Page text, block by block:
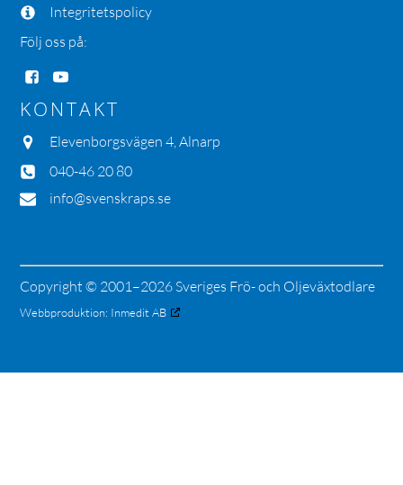
Integritetspolicy
Följ oss på:
KONTAKT
Elevenborgsvägen 4, Alnarp
040-46 20 80
info@svenskraps.se
Copyright © 2001–2026 Sveriges Frö- och Oljeväxtodlare
Webbproduktion: Inmedit AB